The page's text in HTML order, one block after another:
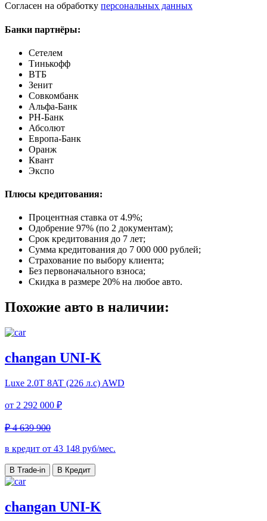
Согласен на обработку персональных данных
Банки партнёры:
Сетелем
Тинькофф
ВТБ
Зенит
Совкомбанк
Альфа-Банк
РН-Банк
Абсолют
Европа-Банк
Оранж
Квант
Экспо
Плюсы кредитования:
Процентная ставка от 4.9%;
Одобрение 97% (по 2 документам);
Срок кредитования до 7 лет;
Сумма кредитования до 7 000 000 рублей;
Страхование по выбору клиента;
Без первоначального взноса;
Скидка в размере 20% на любое авто.
Похожие авто в наличии:
changan UNI-K
Luxe 2.0T 8AT (226 л.с) AWD
от 2 292 000 ₽
₽ 4 639 900
в кредит от 43 148 руб/мес.
В Trade-in В Кредит
changan UNI-K